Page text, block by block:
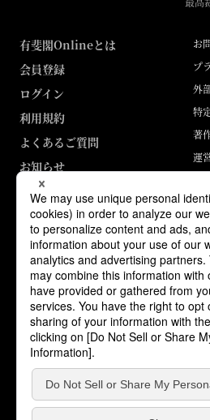
有斐閣Onlineとは
会員登録
ログイン
利用規約
よくあるご質問
お知らせ
お
プ
外
特
著
運
ABJマークは、この電子書店・電子書
テンツ使用許諾を得た正規版配信サ
番号 第6091713号）です。詳しくは
流通協議会］で検索してください。